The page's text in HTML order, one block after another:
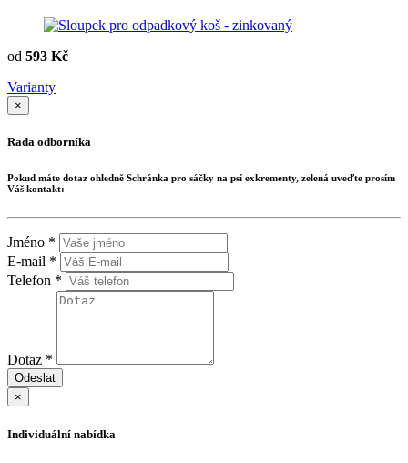
od 593 Kč
Varianty
×
Rada odborníka
Pokud máte dotaz ohledně Schránka pro sáčky na psí exkrementy, zelená uveďte prosím
Váš kontakt:
Jméno *
E-mail *
Telefon *
Dotaz *
Odeslat
×
Individuální nabídka